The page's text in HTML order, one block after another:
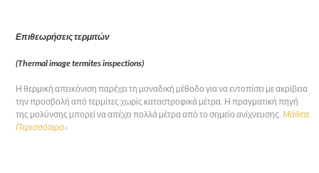
Επιθεωρήσεις τερμιτών
(Thermal image termites inspections)
Η θερμική απεικόνιση παρέχει τη μοναδική μέθοδο για να εντοπίσει με ακρίβεια
την προσβολή από τερμίτες χωρίς καταστροφικά μέτρα. Η πραγματική πηγή
της μολύνσης μπορεί να απέχει πολλά μέτρα από το σημείο ανίχνευσης.Μάθετε
Περισσότερα»